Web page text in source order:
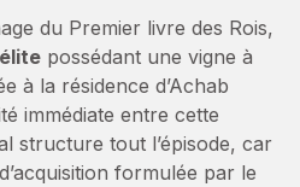
du Premier livre des Rois,
possédant une vigne à
à la résidence d’Achab
immédiate entre cette
structure tout l’épisode, car
formulée par le